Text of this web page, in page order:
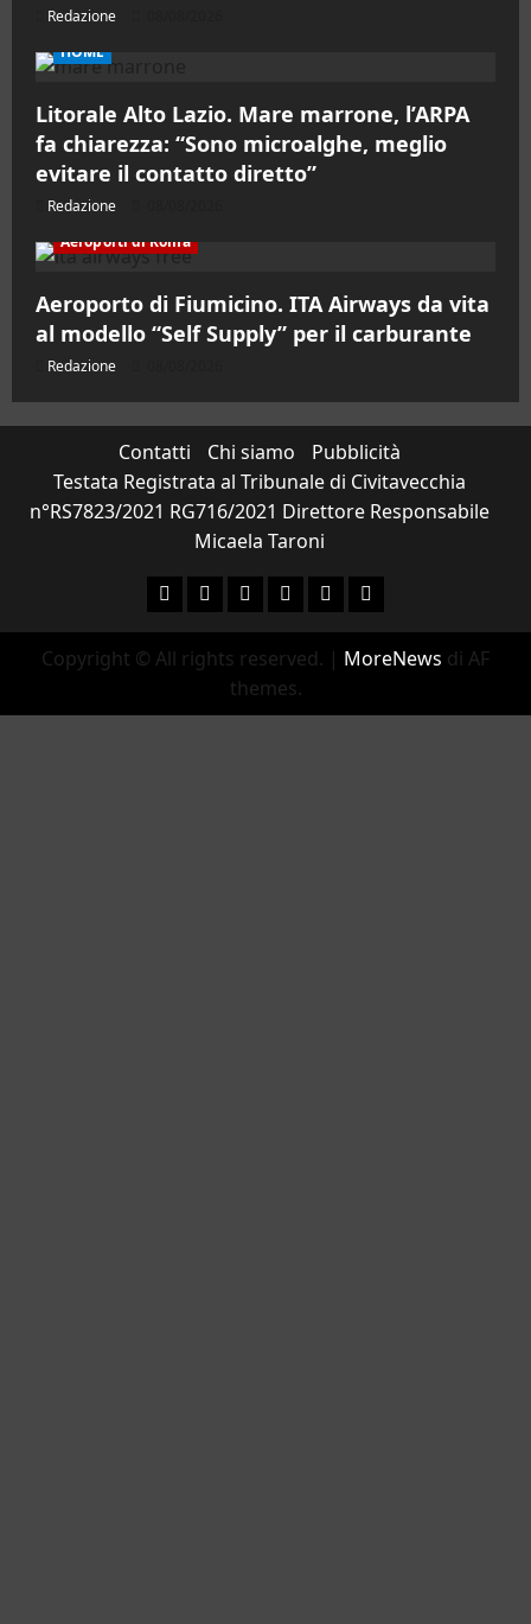
Redazione
HOME
Litorale Alto Lazio. Mare marrone, l’ARPA
fa chiarezza: “Sono microalghe, meglio
evitare il contatto diretto”
Redazione
Aeroporti di Roma
Aeroporto di Fiumicino. ITA Airways da vita
al modello “Self Supply” per il carburante
Redazione
Contatti Chi siamo
Pubblicità
Testata Registrata al Tribunale di Civitavecchia
n°RS7823/2021 RG716/2021 Direttore Responsabile
Micaela Taroni
FacebookInstagram
YouTubeTwitterEmailEnte Parco
Copyright © All rights reserved. | MoreNews di AF
themes.